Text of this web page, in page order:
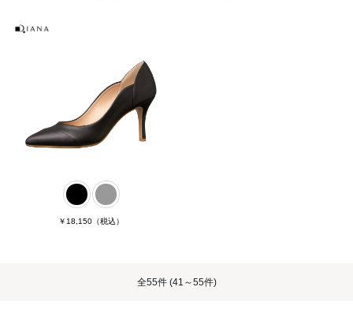
￥18,150 （税込）
全55件(41～55件)